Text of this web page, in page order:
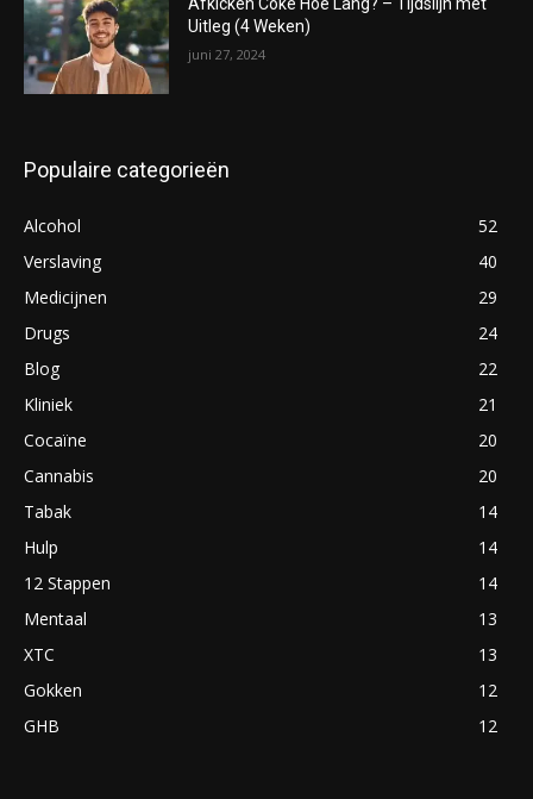
Uitleg (4 Weken)
juni 27, 2024
Populaire categorieën
Alcohol
52
Verslaving
40
Medicijnen
29
Drugs
24
Blog
22
Kliniek
21
Cocaïne
20
Cannabis
20
Tabak
14
Hulp
14
12 Stappen
14
Mentaal
13
XTC
13
Gokken
12
GHB
12